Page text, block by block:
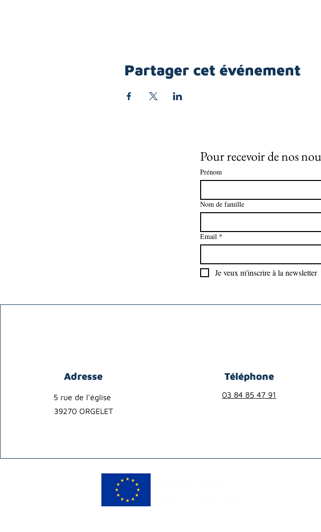
Partager cet événement
Pour recevoir de nos
Prénom
Nom de famille
Email *
Je veux m'inscrire à la newsletter
Adresse
5 rue de l'église
39270 ORGELET
Téléphone
03 84 85 47 91